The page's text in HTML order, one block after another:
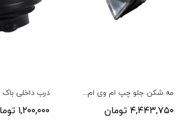
۱,۲۰۰,۰۰۰ تومان
مه شکن جلو چپ ام وی ام X33
۴,۴۴۳,۷۵۰ تومان